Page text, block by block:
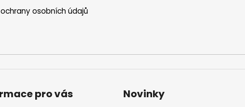
p
osobních údajů
pro vás Novinky